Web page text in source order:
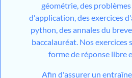
géométrie, des
d'application, des exercices
python, des annales du
baccalauréat. Nos exercices
forme de réponse libre
Afin d'assurer un